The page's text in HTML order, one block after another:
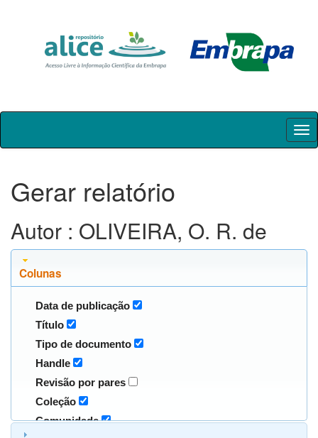
Skip
Gerar relatório
Autor : OLIVEIRA, O. R. de
Colunas
Data de publicação
Título
Tipo de documento
Handle
Revisão por pares
Coleção
Comunidade